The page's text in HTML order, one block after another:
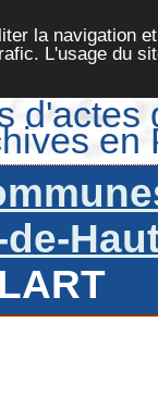
la navigation
L'usage du
d'actes
en